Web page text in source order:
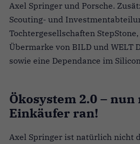
Axel Springer und Porsche.
Scouting- und
Tochtergesellschaften
Übermarke von BILD und WELT
sowie eine Dependance im
Ökosystem 2.0 – nun
Einkäufer ran!
Axel Springer ist natürlich nicht